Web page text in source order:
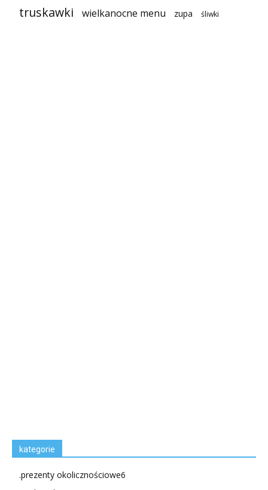
truskawki wielkanocne menu zupa śliwki
kategorie
.prezenty okolicznościowe6